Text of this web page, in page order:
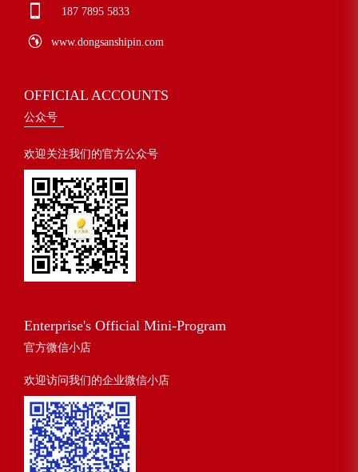
187 7895 5833
www.dongsanshipin.com
OFFICIAL ACCOUNTS
公众号
欢迎关注我们的官方公众号
Enterprise's Official Mini-Program
官方微信小店
欢迎访问我们的企业微信小店